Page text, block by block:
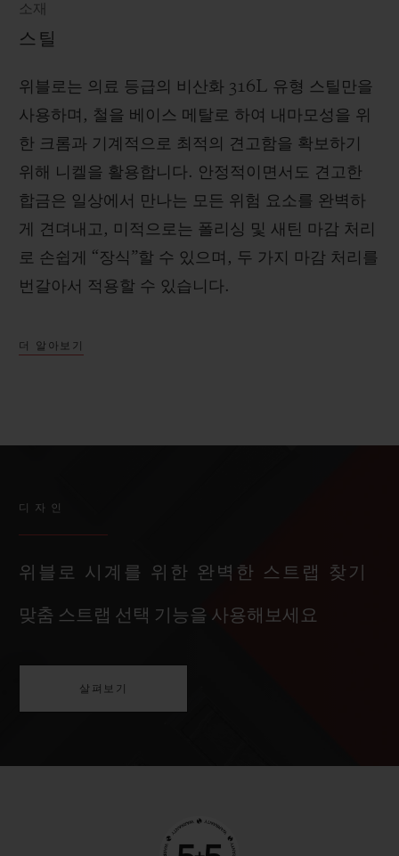
소재
스틸
위블로는 의료 등급의 비산화 316L 유형 스틸만을
사용하며, 철을 베이스 메탈로 하여 내마모성을 위
한 크롬과 기계적으로 최적의 견고함을 확보하기
위해 니켈을 활용합니다. 안정적이면서도 견고한
합금은 일상에서 만나는 모든 위험 요소를 완벽하
게 견뎌내고, 미적으로는 폴리싱 및 새틴 마감 처리
로 손쉽게 “장식”할 수 있으며, 두 가지 마감 처리를
번갈아서 적용할 수 있습니다.
더 알아보기
디자인
위블로 시계를 위한 완벽한 스트랩 찾기
맞춤 스트랩 선택 기능을 사용해보세요
살펴보기